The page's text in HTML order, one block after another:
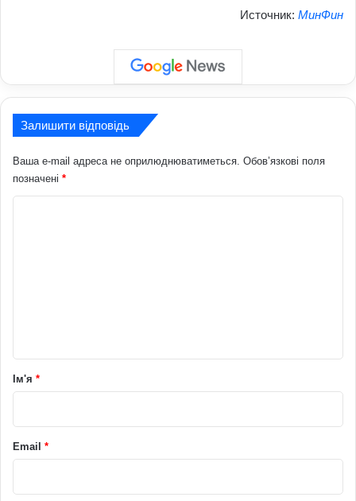
Источник: МинФин
Залишити відповідь
Ваша e-mail адреса не оприлюднюватиметься. Обов’язкові поля
позначені *
рІм'я *
Email *